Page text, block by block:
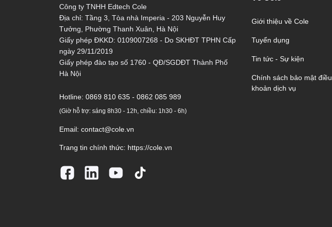
Công ty TNHH Edtech Cole
Địa chỉ: Tầng 3, Tòa nhà Imperia - 203 Nguyễn Huy
Tưởng, Phường Thanh Xuân, Hà Nội
Giấy phép ĐKKD: 0109007268 - Do SKHĐT TPHN Cấp
ngày 29/11/2019
Giấy phép đào tạo số 1760 - QĐ/SGDĐT Thành Phố
Hà Nội
Hotline: 0869 810 635 - 0862 085 989
(Giờ hỗ trợ: sáng 8h30 - 12h, chiều: 1h30 - 6h)
Email: contact@cole.vn
Trang tin chính thức: https://cole.vn
Giới thiệu về Cole
Tuyển dụng
Tin tức - Sự kiện
Chính sách bảo mật điều
khoản dịch vụ